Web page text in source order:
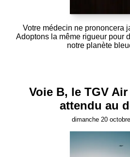
Votre médecin ne prononcera
Adoptons la même rigueur pour
notre planète
Voie B, le TGV
attendu au
dimanche 20